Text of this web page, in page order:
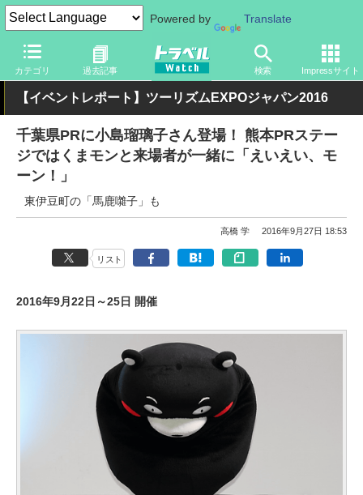
Powered by Translate
カテゴリ 過去記事 検索 Impressサイト
トラベル Watch イベント ツーリズムEXPOジャパン 2016
【イベントレポート】ツーリズムEXPOジャパン2016
千葉県PRに小島瑠璃子さん登場！ 熊本PRステー
ジではくまモンと来場者が一緒に「えいえい、モ
ーン！」
東伊豆町の「馬鹿囃子」も
高橋 学 2016年9月27日 18:53
リスト
2016年9月22日～25日 開催